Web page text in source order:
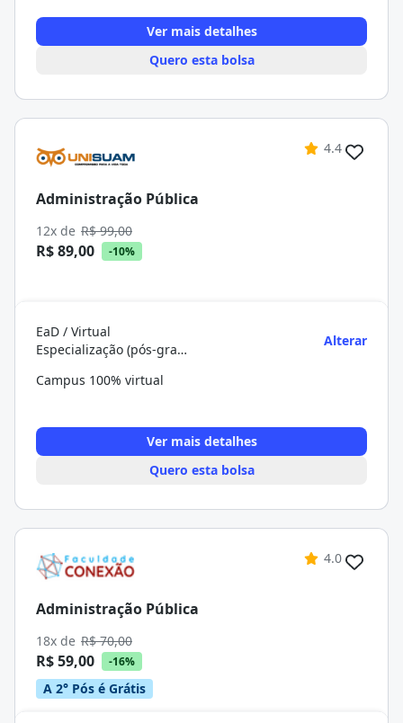
Ver mais detalhes
Quero esta bolsa
4.4
Administração Pública
12x de R$ 99,00
R$ 89,00 -10%
EaD / Virtual
Especialização (pós-graduação)
Alterar
Campus 100% virtual
Ver mais detalhes
Quero esta bolsa
4.0
Administração Pública
18x de R$ 70,00
R$ 59,00 -16%
A 2° Pós é Grátis